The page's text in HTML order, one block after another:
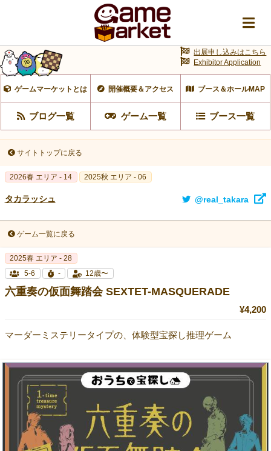
ゲームマーケットとは 開催概要＆アクセス ブース＆ホールMAP
ブログ一覧 ゲーム一覧 ブース一覧
出展申し込みはこちら
Exhibitor Application
サイトトップに戻る
2026春 エリア - 14 2025秋 エリア - 06
タカラッシュ @real_takara
ゲーム一覧に戻る
2025春 エリア - 28
5-6
- 12歳〜
六重奏の仮面舞踏会 SEXTET-MASQUERADE
¥4,200
マーダーミステリータイプの、体験型宝探し推理ゲーム